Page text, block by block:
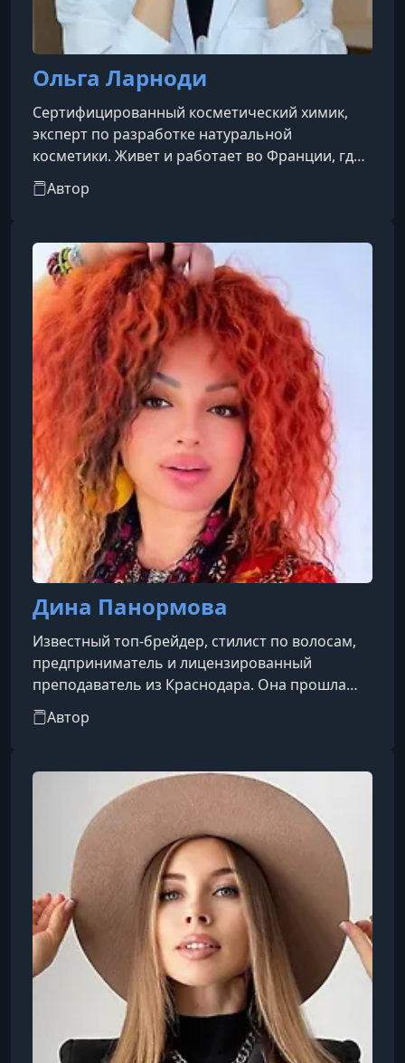
Ольга Ларноди
Сертифицированный косметический химик,
эксперт по разработке натуральной
косметики. Живет и работает во Франции, где
уже много лет занимается созданием
эффективных и безопасных натуральных
авторские рецептуры для косметических
брендов, консультирует клиентов в
собственном косметическом ателье в городе
Анси и сопровождает проекты по созданию
косметической продукции.Основатель
международной онлайн-школы, в котор
Автор
Дина Панормова
Известный топ-брейдер, стилист по волосам,
предприниматель и лицензированный
преподаватель из Краснодара. Она прошла
путь от мастера, работающего на дому, до
владелицы успешного бизнеса в бьюти-сфере.
Автор